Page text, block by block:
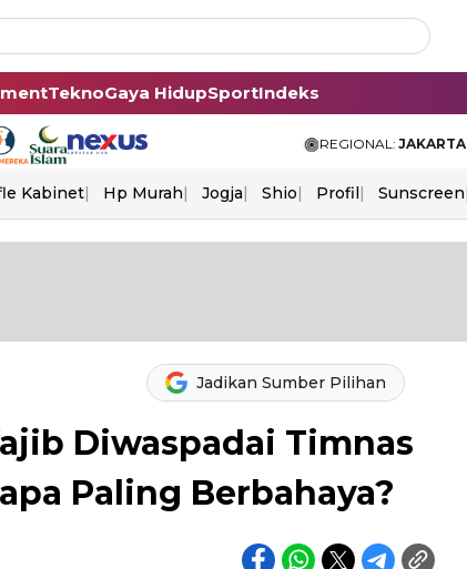
TeknoGaya HidupSportIndeks
REGIONAL: JAKARTA
Kabinet Hp Murah Jogja Shio Profil Sunscreen
Jadikan Sumber Pilihan
Diwaspadai Timnas
Paling Berbahaya?